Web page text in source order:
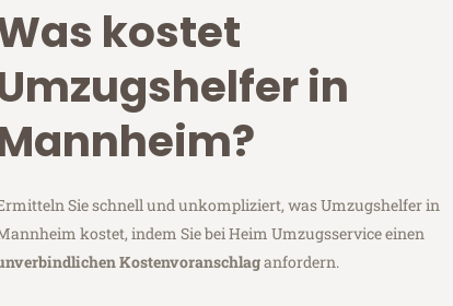
kostet
in
Sie schnell und unkompliziert, was Umzugshelfer in
kostet, indem Sie bei Heim Umzugsservice einen
Kostenvoranschlaganfordern.